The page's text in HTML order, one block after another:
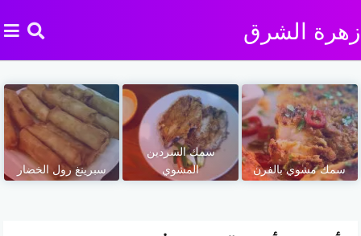
زهرة الشرق
سمك مشوي بالفرن
سمك السردين
المشوي
سبرينغ رول الخضار